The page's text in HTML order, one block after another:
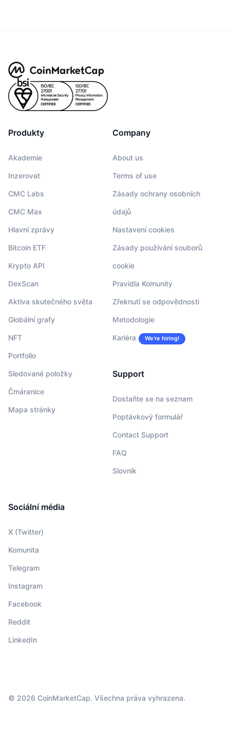
Produkty
Akademie
Inzerovat
CMC Labs
CMC Max
Hlavní zprávy
Bitcoin ETF
Krypto API
DexScan
Aktiva skutečného světa
Globální grafy
NFT
Portfolio
Sledované položky
Čmáranice
Mapa stránky
Company
About us
Terms of use
Zásady ochrany osobních
údajů
Nastavení cookies
Zásady používání souborů
cookie
Pravidla Komunity
Zřeknutí se odpovědnosti
Metodologie
Kariéra We’re hiring!
Support
Dostaňte se na seznam
Poptávkový formulář
Contact Support
FAQ
Slovník
Sociální média
X (Twitter)
Komunita
Telegram
Instagram
Facebook
Reddit
LinkedIn
© 2026 CoinMarketCap. Všechna práva vyhrazena.